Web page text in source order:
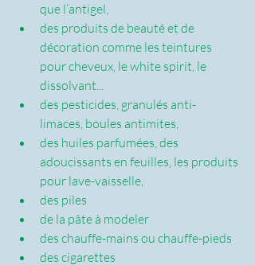
que l’antigel,
des produits de beauté et de
décoration comme les teintures
pour cheveux, le white spirit, le
dissolvant...
des pesticides, granulés anti-
limaces, boules antimites,
des huiles parfumées, des
adoucissants en feuilles, les produits
pour lave-vaisselle,
des piles
de la pâte à modeler
des chauffe-mains ou chauffe-pieds
des cigarettes